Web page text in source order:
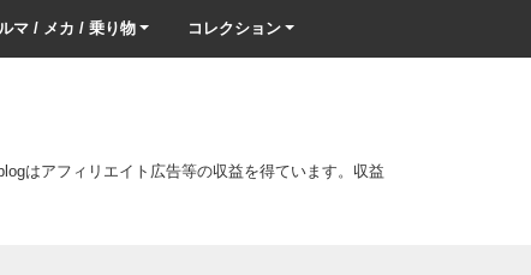
マ / メカ / 乗り物 コレクション
はアフィリエイト広告等の収益を得ています。収益